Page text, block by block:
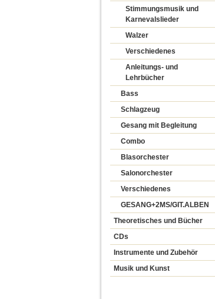
Stimmungsmusik und
Karnevalslieder
Walzer
Verschiedenes
Anleitungs- und
Lehrbücher
Bass
Schlagzeug
Gesang mit Begleitung
Combo
Blasorchester
Salonorchester
Verschiedenes
GESANG+2MS/GIT.ALBEN
Theoretisches und Bücher
CDs
Instrumente und Zubehör
Musik und Kunst